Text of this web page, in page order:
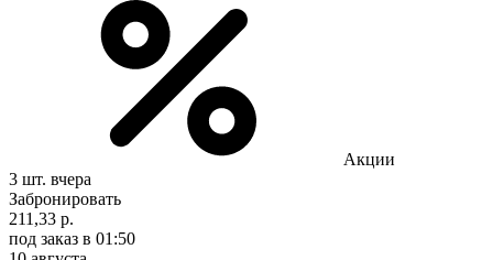
Акции
3 шт. вчера
Забронировать
211,33 р.
под заказ в 01:50